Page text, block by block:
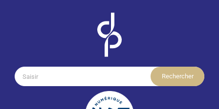
Rechercher: